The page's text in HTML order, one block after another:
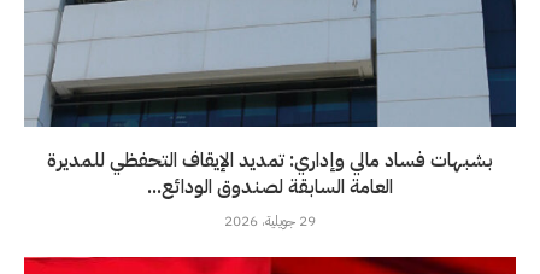
بشبهات فساد مالي وإداري: تمديد الإيقاف التحفظي للمديرة
العامة السابقة لصندوق الودائع...
29 جويلية، 2026